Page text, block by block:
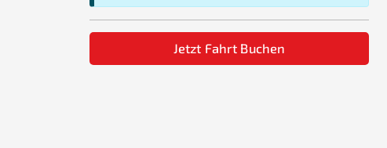
Jetzt Fahrt Buchen